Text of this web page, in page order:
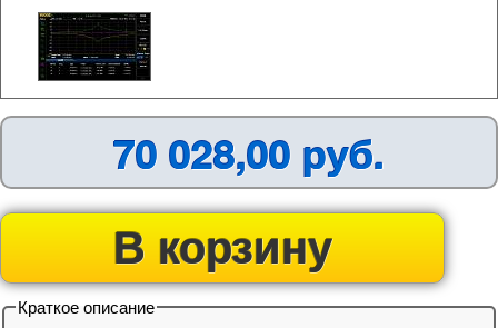
70 028,00 руб.
В корзину
Краткое описание